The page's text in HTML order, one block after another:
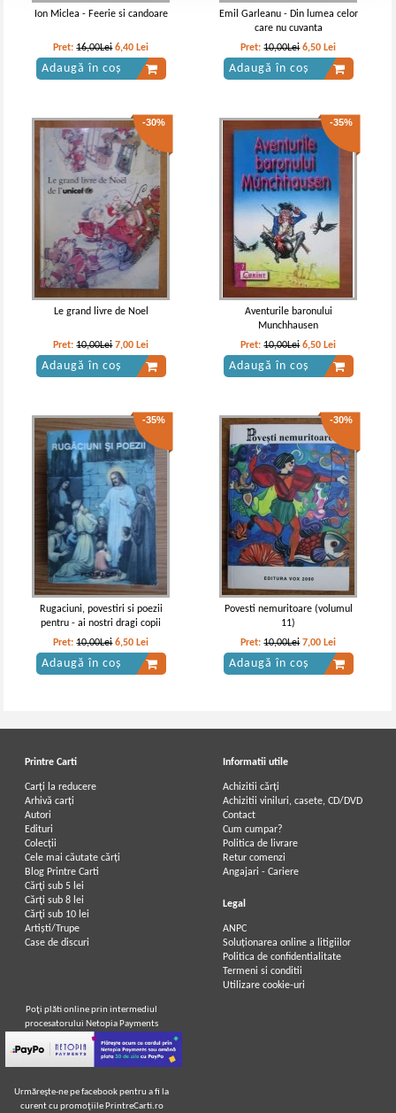
Ion Miclea - Feerie si candoare
Pret:16,00Lei 6,40 Lei
Adaugă în coș
Emil Garleanu - Din lumea celor
care nu cuvanta
Pret:10,00Lei 6,50 Lei
Adaugă în coș
-30%
Le grand livre de Noel
Pret:10,00Lei 7,00 Lei
Adaugă în coș
-35%
Aventurile baronului
Munchhausen
Pret:10,00Lei 6,50 Lei
Adaugă în coș
-35%
Rugaciuni, povestiri si poezii
pentru - ai nostri dragi copii
Pret:10,00Lei 6,50 Lei
Adaugă în coș
-30%
Povesti nemuritoare (volumul
11)
Pret:10,00Lei 7,00 Lei
Adaugă în coș
Printre Carti
Carți la reducere
Arhivă carți
Autori
Edituri
Colecții
Cele mai căutate cărți
Blog Printre Carti
Cărţi sub 5 lei
Cărţi sub 8 lei
Cărţi sub 10 lei
Artiști/Trupe
Case de discuri
Informatii utile
Achizitii cărți
Achizitii viniluri, casete, CD/DVD
Contact
Cum cumpar?
Politica de livrare
Retur comenzi
Angajari - Cariere
Legal
ANPC
Soluționarea online a litigiilor
Politica de confidentialitate
Termeni si conditii
Utilizare cookie-uri
Poţi plăti online prin intermediul
procesatorului Netopia Payments
Urmăreşte-ne pe facebook pentru a fi la
curent cu promoţiile PrintreCarti.ro